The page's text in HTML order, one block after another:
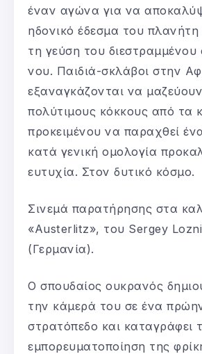
έναν αγώνα για να
ηδονικό έδεσμα του
τη γεύση του
νου. Παιδιά-σκλάβοι στην
εξαναγκάζονται να
πολύτιμους κόκκους από τα
προκειμένου να παραχθεί
κατά γενική ομολογία
ευτυχία. Στον δυτικό κόσμο.
Σινεμά παρατήρησης στα
«Austerlitz», του Sergey
(Γερμανία).
Ο σπουδαίος ουκρανός
την κάμερά του σε ένα
στρατόπεδο και καταγράφει
εμπορευματοποίηση της